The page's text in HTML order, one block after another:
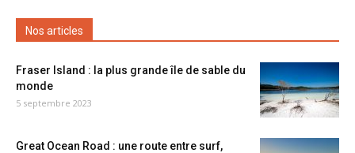
Nos articles
Fraser Island : la plus grande île de sable du
monde
5 septembre 2023
Great Ocean Road : une route entre surf,